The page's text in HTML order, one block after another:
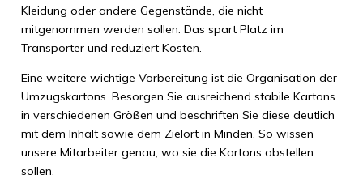
Kleidung oder andere Gegenstände, die nicht
mitgenommen werden sollen. Das spart Platz im
Transporter und reduziert Kosten.
Eine weitere wichtige Vorbereitung ist die Organisation der
Umzugskartons. Besorgen Sie ausreichend stabile Kartons
in verschiedenen Größen und beschriften Sie diese deutlich
mit dem Inhalt sowie dem Zielort in Minden. So wissen
unsere Mitarbeiter genau, wo sie die Kartons abstellen
sollen.